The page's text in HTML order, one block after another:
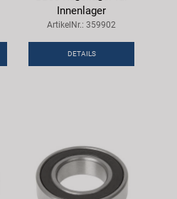
Innenlager
ArtikelNr.: 359902
DETAILS